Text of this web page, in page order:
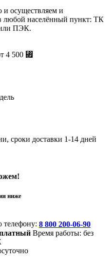
и осуществляем и
любой населённый пункт: ТК
ПЭК.
4 500 ⃏
сроки доставки 1-14 дней
ниже
телефону: 8 800 200-06-90
Время работы: без